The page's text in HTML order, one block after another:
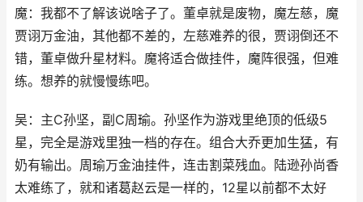
魔：我都不了解该说啥子了。董卓就是废物，魔左慈，魔
贾诩万金油，其他都不差的，左慈难养的很，贾诩倒还不
错，董卓做升星材料。魔将适合做挂件，魔阵很强，但难
练。想养的就慢慢练吧。
吴：主C孙坚，副C周瑜。孙坚作为游戏里绝顶的低级5
星，完全是游戏里独一档的存在。组合大乔更加生猛，有
奶有输出。周瑜万金油挂件，连击割菜残血。陆逊孙尚香
太难练了，就和诸葛赵云是一样的，12星以前都不太好